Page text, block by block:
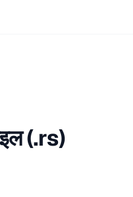
(.rs)